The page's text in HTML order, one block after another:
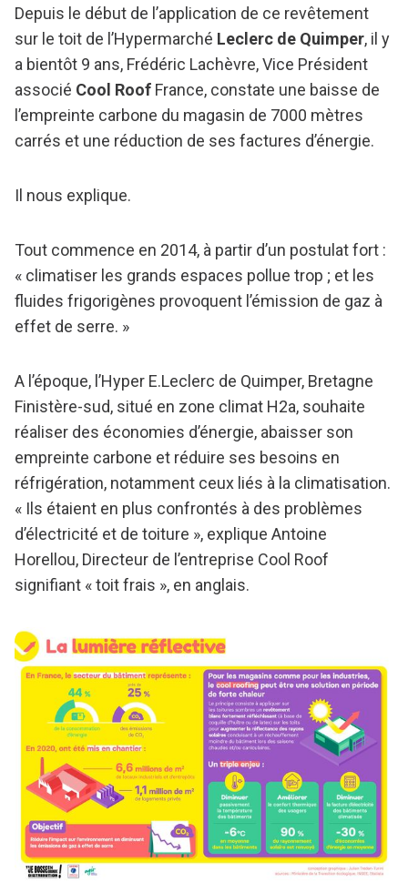
Depuis le début de l’application de ce revêtement
sur le toit de l’Hypermarché Leclerc de Quimper, il y
a bientôt 9 ans, Frédéric Lachèvre, Vice Président
associé Cool Roof France, constate une baisse de
l’empreinte carbone du magasin de 7000 mètres
carrés et une réduction de ses factures d’énergie.
Il nous explique.
Tout commence en 2014, à partir d’un postulat fort :
« climatiser les grands espaces pollue trop ; et les
fluides frigorigènes provoquent l’émission de gaz à
effet de serre. »
A l’époque, l’Hyper E.Leclerc de Quimper, Bretagne
Finistère-sud, situé en zone climat H2a, souhaite
réaliser des économies d’énergie, abaisser son
empreinte carbone et réduire ses besoins en
réfrigération, notamment ceux liés à la climatisation.
« Ils étaient en plus confrontés à des problèmes
d’électricité et de toiture », explique Antoine
Horellou, Directeur de l’entreprise Cool Roof
signifiant « toit frais », en anglais.